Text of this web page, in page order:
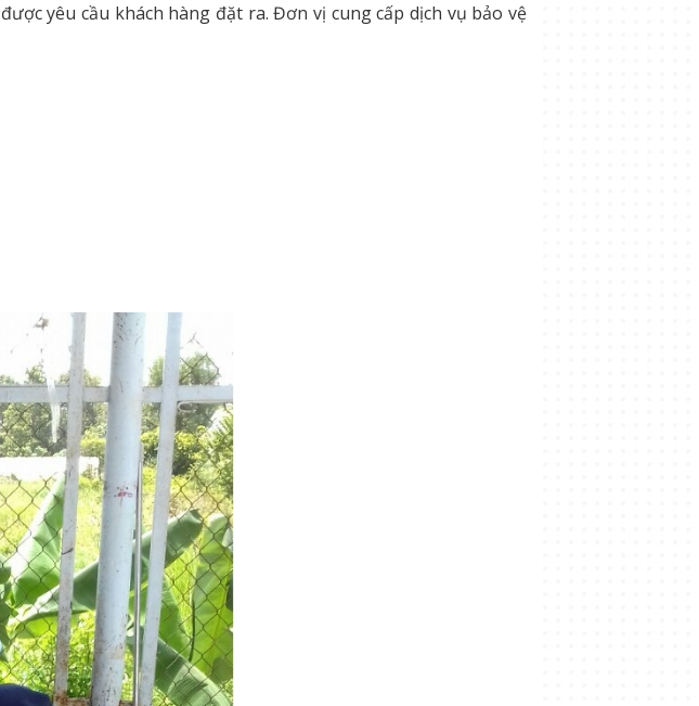
yêu cầu khách hàng đặt ra. Đơn vị cung cấp dịch vụ bảo vệ